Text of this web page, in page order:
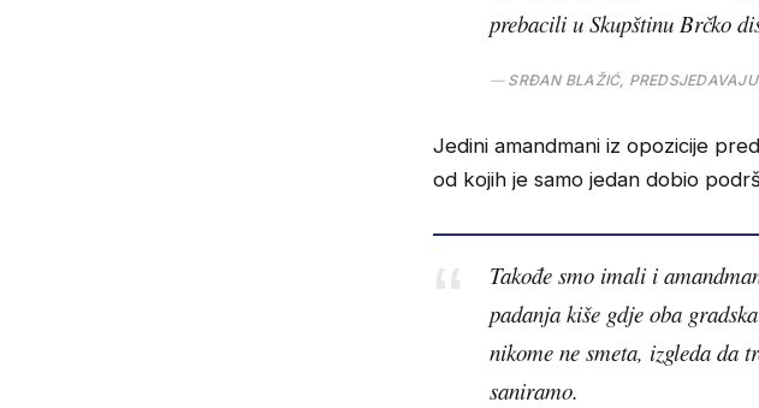
prebacili u Skupštinu Brčko
SRĐAN BLAŽIĆ,
Jedini amandmani iz opozicije
od kojih je samo jedan dobio
Takođe smo imali i
padanja kiše gdje oba
nikome ne smeta, izgleda da
saniramo.